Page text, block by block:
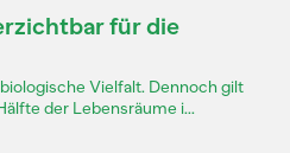
für die
Vielfalt. Dennoch gilt
der Lebensräume i...